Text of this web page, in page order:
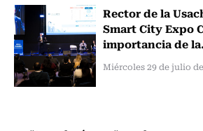
Rector de la
Smart City Expo
importancia de
Miércoles 29 de julio